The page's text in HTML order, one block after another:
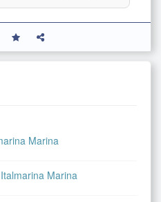
Marina
Italmarina Marina